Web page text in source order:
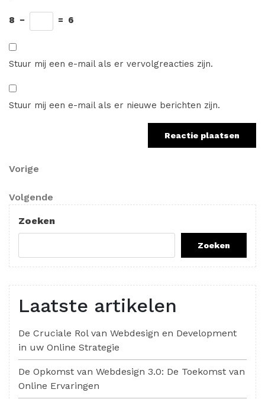
8 − = 6
Stuur mij een e-mail als er vervolgreacties zijn.
Stuur mij een e-mail als er nieuwe berichten zijn.
Berichtnavigatie
Vorig
Vorige
Volgend
bericht
Volgende
Zoeken
Zoeken
Laatste artikelen
De Cruciale Rol van Webdesign en Development
in uw Online Strategie
De Opkomst van Webdesign 3.0: De Toekomst van
Online Ervaringen